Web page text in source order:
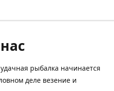
рыбалка начинается
деле везение и